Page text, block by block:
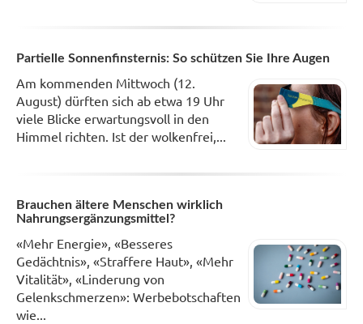
Partielle Sonnenfinsternis: So schützen Sie Ihre Augen
Am kommenden Mittwoch (12.
August) dürften sich ab etwa 19 Uhr
viele Blicke erwartungsvoll in den
Himmel richten. Ist der wolkenfrei,...
Brauchen ältere Menschen wirklich
Nahrungsergänzungsmittel?
«Mehr Energie», «Besseres
Gedächtnis», «Straffere Haut», «Mehr
Vitalität», «Linderung von
Gelenkschmerzen»: Werbebotschaften
wie...